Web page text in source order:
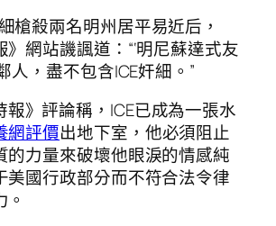
槍殺兩名明州居平易近后，
》網站譏諷道：“‘明尼蘇達式友
人，盡不包含ICE奸細。”
報》評論稱，ICE已成為一張水
網評價出地下室，他必須阻止
的力量來破壞他眼淚的情感純
美國行政部分而不符合法令律